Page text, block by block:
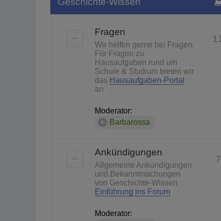
Fragen
Wir helfen gerne bei Fragen.
Für Fragen zu
Hausaufgaben rund um
Schule & Studium bieten wir
das Hausaufgaben-Portal
an
Moderator:
Barbarossa
Ankündigungen
Allgemeine Ankündigungen
und Bekanntmachungen
von Geschichte-Wissen
Einführung ins Forum
Moderator: